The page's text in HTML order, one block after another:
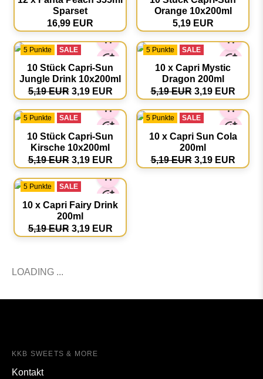
12 x Fanta Peach 355ml
Sparset
16,99 EUR
10 Stück Capri-Sun
Orange 10x200ml
5,19 EUR
5 Punkte SALE
10 Stück Capri-Sun
Jungle Drink 10x200ml
5,19 EUR 3,19 EUR
5 Punkte SALE
10 x Capri Mystic
Dragon 200ml
5,19 EUR 3,19 EUR
5 Punkte SALE
10 Stück Capri-Sun
Kirsche 10x200ml
5,19 EUR 3,19 EUR
5 Punkte SALE
10 x Capri Sun Cola
200ml
5,19 EUR 3,19 EUR
5 Punkte SALE
10 x Capri Fairy Drink
200ml
5,19 EUR 3,19 EUR
KKB SWEETS & MORE
Kontakt